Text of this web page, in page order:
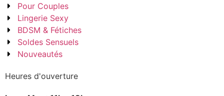
Pour Couples
Lingerie Sexy
BDSM & Fétiches
Soldes Sensuels
Nouveautés
Heures d'ouverture